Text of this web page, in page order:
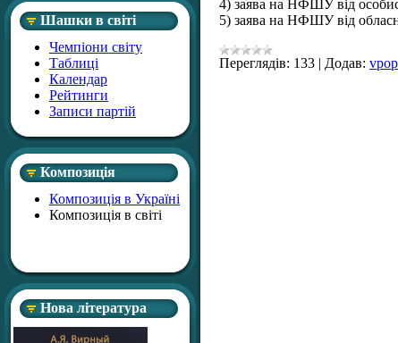
Шашки в світі
Чемпіони світу
Таблиці
Календар
Рейтинги
Записи партій
Композиція
Композиція в Україні
Композиція в світі
Нова література
4) заява на НФШУ від
5) заява на НФШУ від
Переглядів: 133 | Додав: